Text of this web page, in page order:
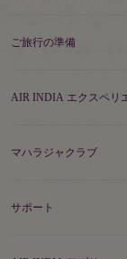
ご旅行の準備
AIR INDIA エクスペリ
マハラジャクラブ
サポート